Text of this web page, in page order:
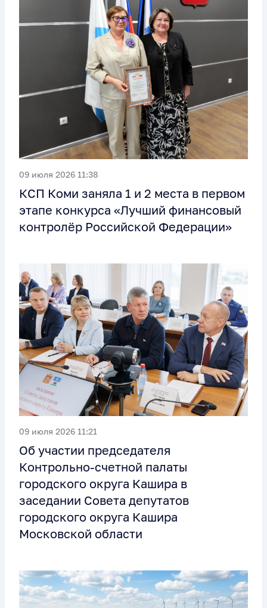
09 июля 2026 11:38
КСП Коми заняла 1 и 2 места в первом
этапе конкурса «Лучший финансовый
контролёр Российской Федерации»
09 июля 2026 11:21
Об участии председателя
Контрольно-счетной палаты
городского округа Кашира в
заседании Совета депутатов
городского округа Кашира
Московской области